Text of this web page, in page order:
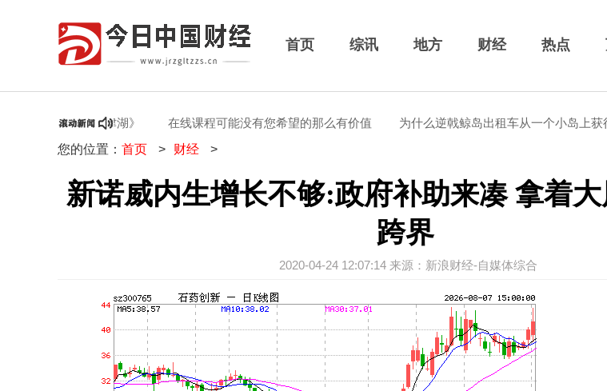
首页 综讯 地方 财经 热点
朝电影《长津湖》 在线课程可能没有您希望的那么有价值 为什么逆戟鲸岛出租车从一个小岛上获得大笔
您的位置： 首页 > 财经 >
新诺威内生增长不够:政府补助来凑 拿着
跨界
2020-04-24 12:07:14 来源：新浪财经-自媒体综合